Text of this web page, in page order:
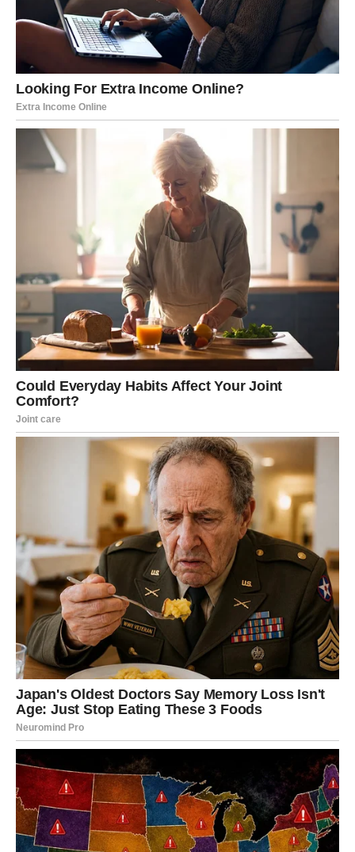
ŠKORPIJA – ZABLUDI DA JE
SNAGA U TRPLJENJU I
ĆUTANJU DOLAZI KRAJ
Škorpija veruje da je jaka jer može sve da izdrži. Njena
zabluda je uverenje da je ćutanje moć, a trpljenje dokaz
snage. Zbog toga ostaje predugo u odnosima, situacijama
i emocijama koje je razaraju iznutra.
Istina koju Škorpija mora da prihvati glasi:
prava snaga je u odlasku, ne u preživljavanju.
Onog trenutka kada Škorpija prestane da opravdava
izdaje, laži i emotivnu manipulaciju, njena energija se
vraća. Tada počinje period u kojem više ne mora da se
bori – jer bira sebe.
STRELAC – ZABLUDI DA ĆE
VREME SVE SAMO REŠITI
DOLAZI KRAJ
Strelac često beži od suočavanja sa bolnim istinama
verujući da će optimizam, vreme i vera u bolje sutra sve
srediti. Njegova zabluda je da ne mora da preseče, da ne
mora da se suoči, da ne mora da donese tešku odluku.
Zvezde sada jasno kažu:
nešto mora da se završi da bi nešto novo moglo da
počne.
Kada Strelac prestane da potiskuje ono što ga muči i
konačno se suoči sa istinom, njegov nemir nestaje.
Sloboda koju traži spolja, zapravo počinje iznutra.
JARAC – ZABLUDI DA ĆE
STRPLJENJE UVEK BITI
NAGRAĐENO DOLAZI KRAJ